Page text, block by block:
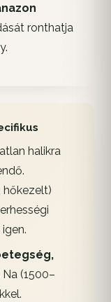
ronthatja
halikra
hőkezelt)
(1500–